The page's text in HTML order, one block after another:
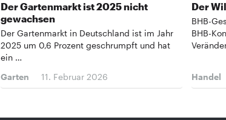
Der Gartenmarkt ist 2025 nicht
gewachsen
Der Gartenmarkt in Deutschland ist im Jahr
2025 um 0,6 Prozent geschrumpft und hat
ein …
Garten
11. Februar 2026
Der
BHB-
BHB-
Handel